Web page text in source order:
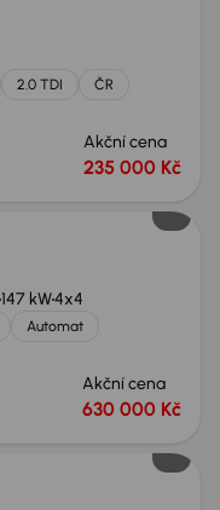
2.0 TDI
ČR
Akční cena
235 000 Kč
147 kW4x4
Automat
Akční cena
630 000 Kč